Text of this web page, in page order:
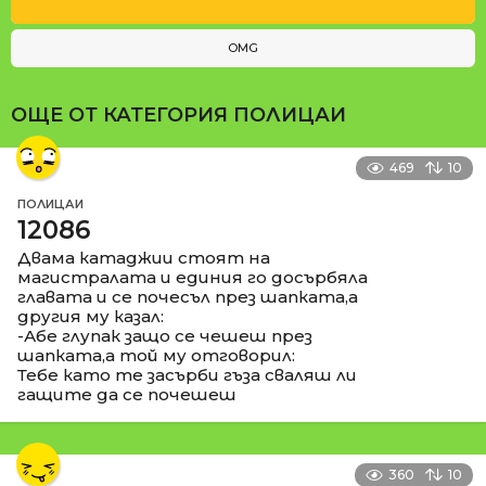
OMG
ОЩЕ ОТ КАТЕГОРИЯ ПОЛИЦАИ
469 10
ПОЛИЦАИ
12086
Двама катаджии стоят на
магистралата и единия го досърбяла
главата и се почесъл през шапката,а
другия му казал:
-Абе глупак защо се чешеш през
шапката,а той му отговорил:
Тебе като те засърби гъза сваляш ли
гащите да се почешеш
360 10